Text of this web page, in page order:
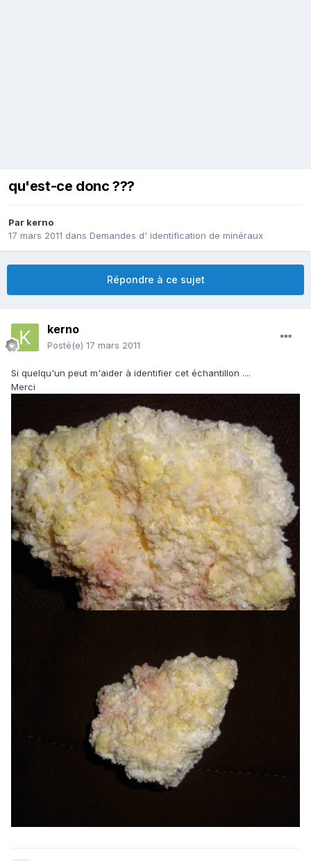
qu'est-ce donc ???
Par kerno
17 mars 2011 dans Demandes d' identification de minéraux
Répondre à ce sujet
kerno
Posté(e) 17 mars 2011
Si quelqu'un peut m'aider à identifier cet échantillon ....
Merci